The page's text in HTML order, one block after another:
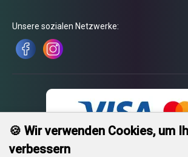
Unsere sozialen Netzwerke:
🍪 Wir verwenden Cookies, um
verbessern